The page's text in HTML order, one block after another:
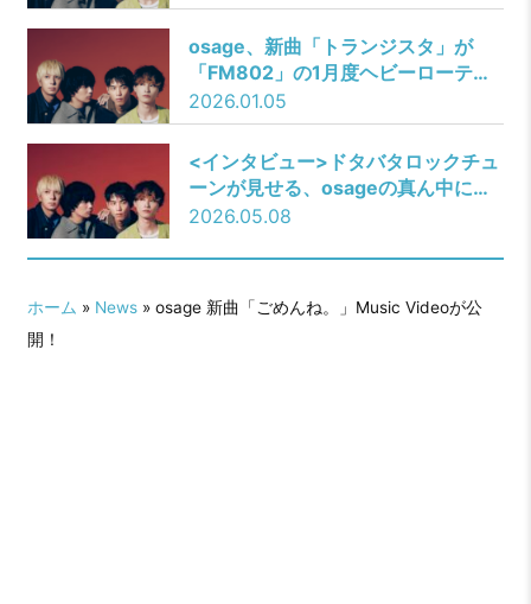
osage、新曲「トランジスタ」が
「FM802」の1月度ヘビーローテー
ションに選出！
2026.01.05
<インタビュー>ドタバタロックチュ
ーンが見せる、osageの真ん中にあ
るもの――初のアニメOP主題歌『ヒ
2026.05.08
ホーム » News» osage 新曲「ごめんね。」Music Videoが公
開！